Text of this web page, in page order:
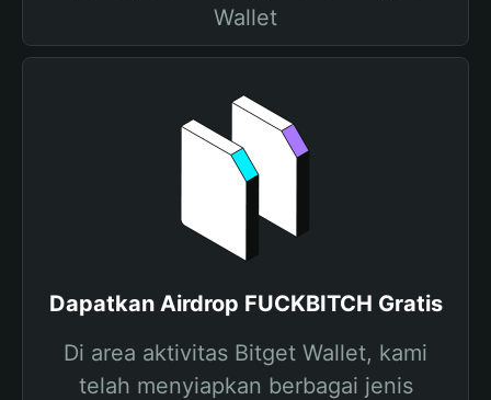
Wallet
Dapatkan Airdrop FUCKBITCH Gratis
Di area aktivitas Bitget Wallet, kami
telah menyiapkan berbagai jenis